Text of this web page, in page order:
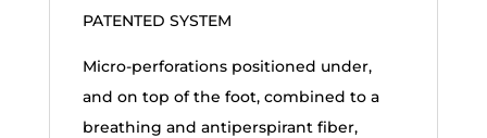
PATENTED SYSTEM
Micro-perforations positioned under,
and on top of the foot, combined to a
breathing and antiperspirant fiber,